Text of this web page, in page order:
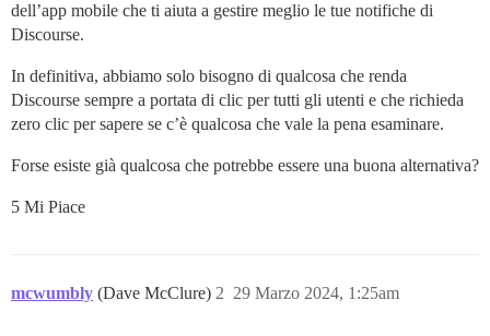
dell’app mobile che ti aiuta a gestire meglio le tue notifiche di
Discourse.
In definitiva, abbiamo solo bisogno di qualcosa che renda
Discourse sempre a portata di clic per tutti gli utenti e che richieda
zero clic per sapere se c’è qualcosa che vale la pena esaminare.
Forse esiste già qualcosa che potrebbe essere una buona alternativa?
5 Mi Piace
mcwumbly (Dave McClure) 29 Marzo 2024, 1:25am
2